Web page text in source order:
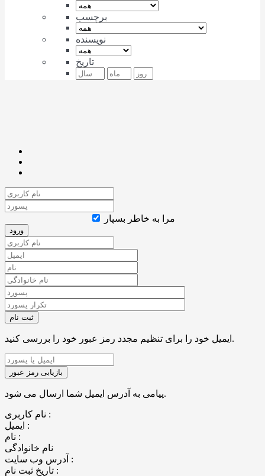
برچسب
نویسنده
تاریخ
مرا به خاطر بسپار
ایمیل خود را برای تنظیم مجدد رمز عبور خود را بررسی کنید.
پیامی به آدرس ایمیل شما ارسال می شود.
نام کاربری :
ایمیل :
نام :
نام خانوادگی
آدرس وب سایت :
تاریخ ثبت نام :